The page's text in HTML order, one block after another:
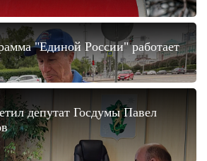
"Единой России" работает
депутат Госдумы Павел